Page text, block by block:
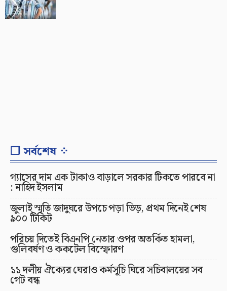
❐ সর্বশেষ ⁘
গ্যাসের দাম এক টাকাও বাড়ালে সরকার টিকতে পারবে না
: নাহিদ ইসলাম
জুলাই স্মৃতি জাদুঘরে উপচে পড়া ভিড়, প্রথম দিনেই শেষ
৯০০ টিকিট
পরিচয় দিতেই বিএনপি নেতার ওপর অতর্কিত হামলা,
গুলিবর্ষণ ও ককটেল বিস্ফোরণ
১১ দলীয় ঐক্যের ঘেরাও কর্মসূচি ঘিরে সচিবালয়ের সব
গেট বন্ধ